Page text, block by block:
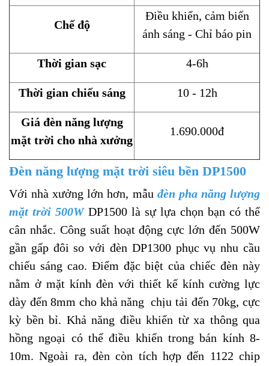
Chế độ
Điều khiển, cảm biến
ánh sáng - Chỉ báo pin
Thời gian sạc 4-6h
Thời gian chiếu sáng 10 - 12h
Giá đèn năng lượng
mặt trời cho nhà xưởng
1.690.000đ
Đèn năng lượng mặt trời siêu bền DP1500
Với nhà xưởng lớn hơn, mẫu đèn pha năng lượng
mặt trời 500WDP1500 là sự lựa chọn bạn có thể
cân nhắc. Công suất hoạt động cực lớn đến 500W
gần gấp đôi so với đèn DP1300 phục vụ nhu cầu
chiếu sáng cao. Điểm đặc biệt của chiếc đèn này
nằm ở mặt kính đèn với thiết kế kính cường lực
dày đến 8mm cho khả năng chịu tải đến 70kg, cực
kỳ bền bỉ. Khả năng điều khiển từ xa thông qua
hồng ngoại có thể điều khiển trong bán kính 8-
10m. Ngoài ra, đèn còn tích hợp đến 1122 chip